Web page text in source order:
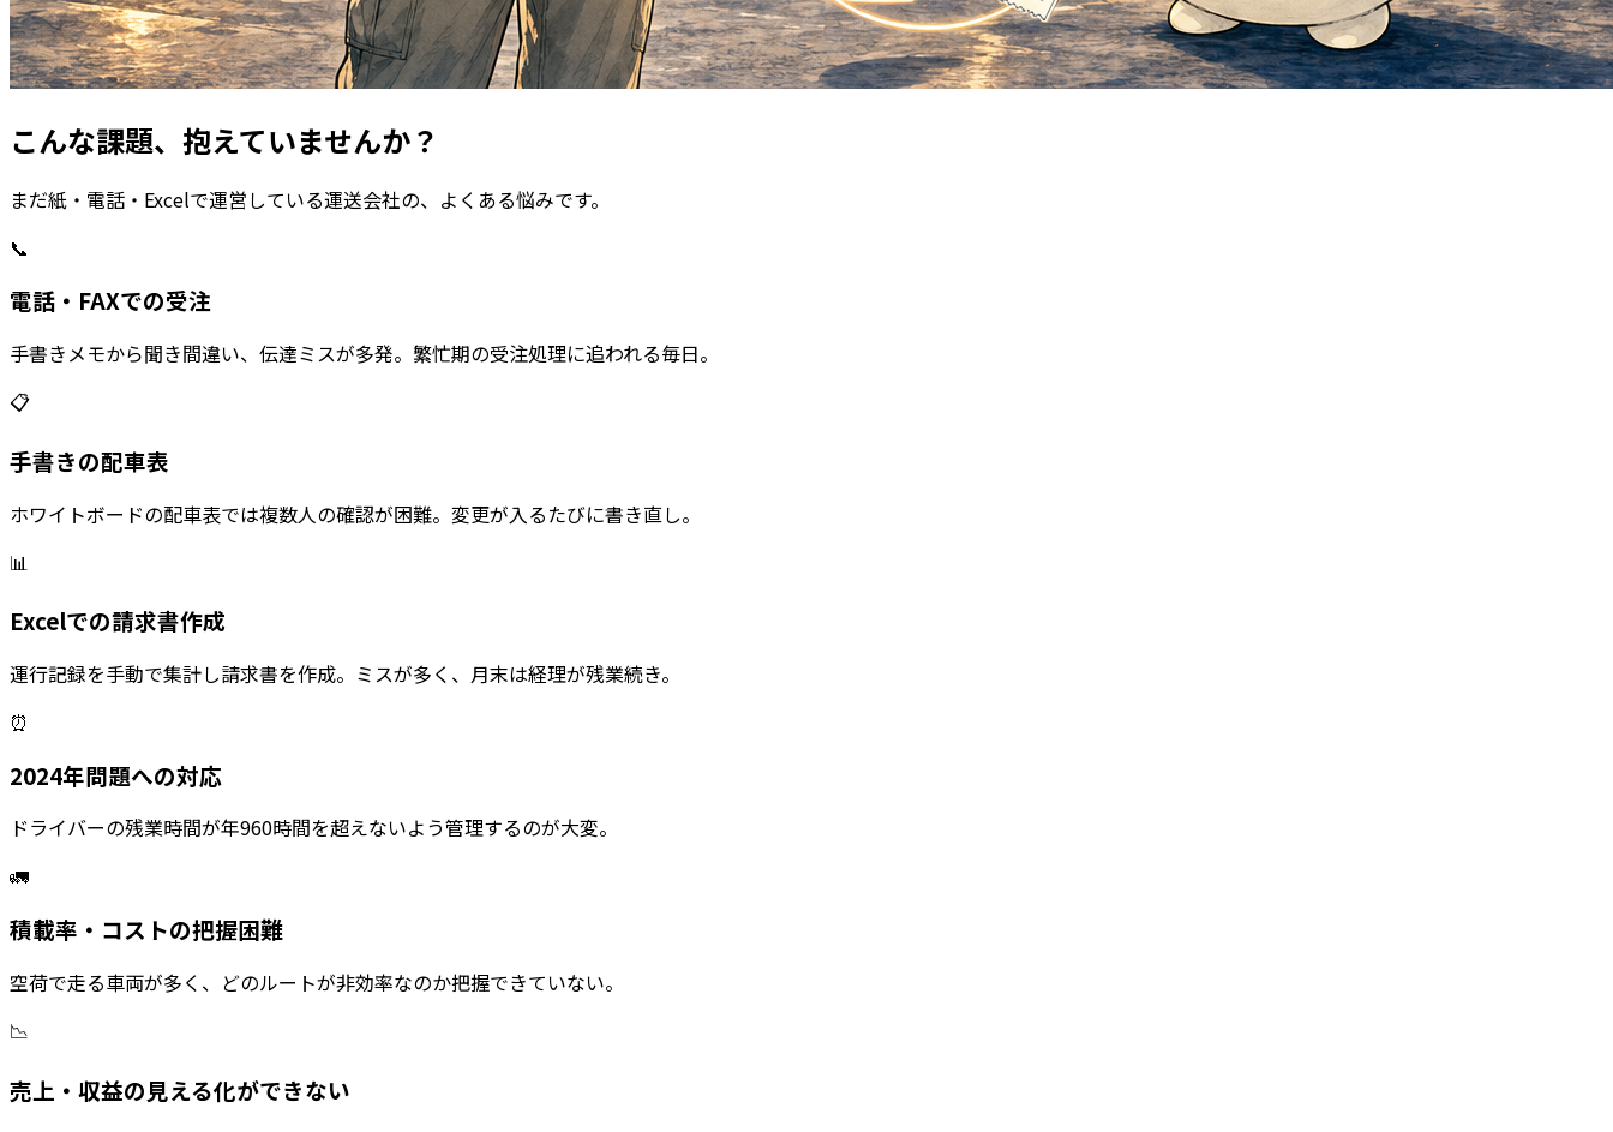
こんな課題、抱えていませんか？
まだ紙・電話・Excelで運営している運送会社の、よくある悩みです。
📞
電話・FAXでの受注
手書きメモから聞き間違い、伝達ミスが多発。繁忙期の受注処理に追われる毎日。
📋
手書きの配車表
ホワイトボードの配車表では複数人の確認が困難。変更が入るたびに書き直し。
📊
Excelでの請求書作成
運行記録を手動で集計し請求書を作成。ミスが多く、月末は経理が残業続き。
⏰
2024年問題への対応
ドライバーの残業時間が年960時間を超えないよう管理するのが大変。
🚛
積載率・コストの把握困難
空荷で走る車両が多く、どのルートが非効率なのか把握できていない。
📉
売上・収益の見える化ができない